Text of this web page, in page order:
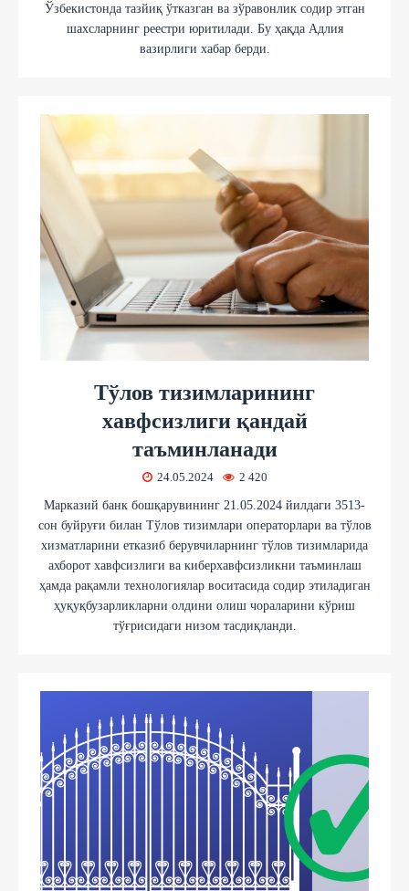
Ўзбекистонда тазйиқ ўтказган ва зўравонлик содир этган
шахсларнинг реестри юритилади. Бу ҳақда Адлия
вазирлиги хабар берди.
Тўлов тизимларининг
хавфсизлиги қандай
таъминланади
24.05.2024 2 420
Марказий банк бошқарувининг 21.05.2024 йилдаги 3513-
сон буйруғи билан Тўлов тизимлари операторлари ва тўлов
хизматларини етказиб берувчиларнинг тўлов тизимларида
ахборот хавфсизлиги ва киберхавфсизликни таъминлаш
ҳамда рақамли технологиялар воситасида содир этиладиган
ҳуқуқбузарликларни олдини олиш чораларини кўриш
тўғрисидаги низом тасдиқланди.